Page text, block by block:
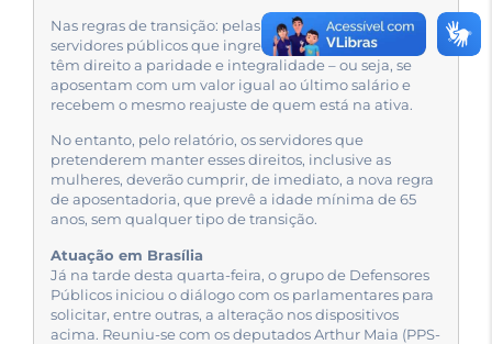
Nas regras de transição: pelas regras atuais, os
servidores públicos que ingressaram antes de 2003
têm direito a paridade e integralidade – ou seja, se
aposentam com um valor igual ao último salário e
recebem o mesmo reajuste de quem está na ativa.
No entanto, pelo relatório, os servidores que
pretenderem manter esses direitos, inclusive as
mulheres, deverão cumprir, de imediato, a nova regra
de aposentadoria, que prevê a idade mínima de 65
anos, sem qualquer tipo de transição.
Atuação em Brasília
Já na tarde desta quarta-feira, o grupo de Defensores
Públicos iniciou o diálogo com os parlamentares para
solicitar, entre outras, a alteração nos dispositivos
acima. Reuniu-se com os deputados Arthur Maia (PPS-